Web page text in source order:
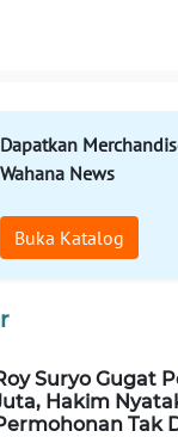
Dapatkan
Wahana News
Buka Katalog
Suryo Gugat
Hakim
Tak